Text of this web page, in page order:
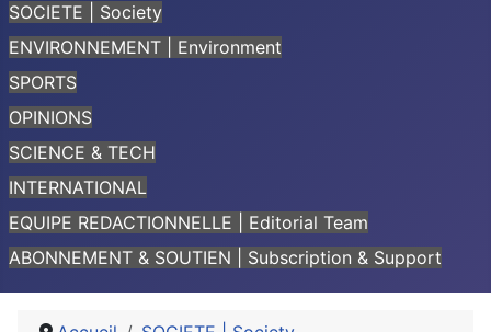
SOCIETE | Society
ENVIRONNEMENT | Environment
SPORTS
OPINIONS
SCIENCE & TECH
INTERNATIONAL
EQUIPE REDACTIONNELLE | Editorial Team
ABONNEMENT & SOUTIEN | Subscription & Support